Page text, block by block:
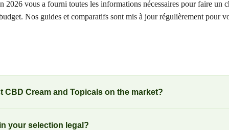
2026 vous a fourni toutes les informations nécessaires pour faire
Nos guides et comparatifs sont mis à jour régulièrement
CBD Cream and Topicals on the market?
your selection legal?